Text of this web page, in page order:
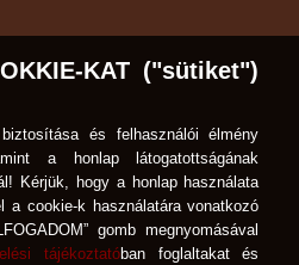
KAT ("sütiket")
és felhasználói élmény
a honlap látogatottságának
Kérjük, hogy a honlap használata
a cookie-k használatára vonatkozó
gomb megnyomásával
tájékoztatóban foglaltakat és